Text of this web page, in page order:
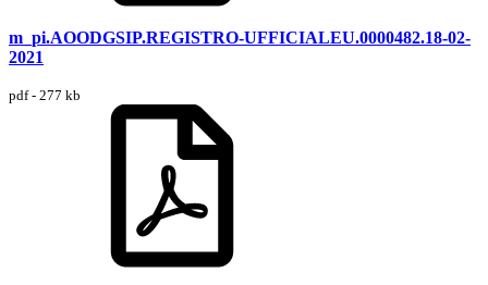
m_pi.AOODGSIP.REGISTRO-UFFICIALEU.0000482.18-02-
2021
pdf - 277 kb